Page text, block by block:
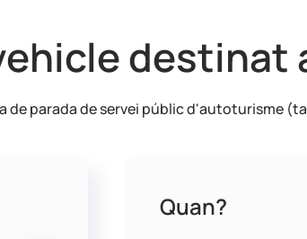
destinat
parada de servei públic d'autoturisme
Quan?